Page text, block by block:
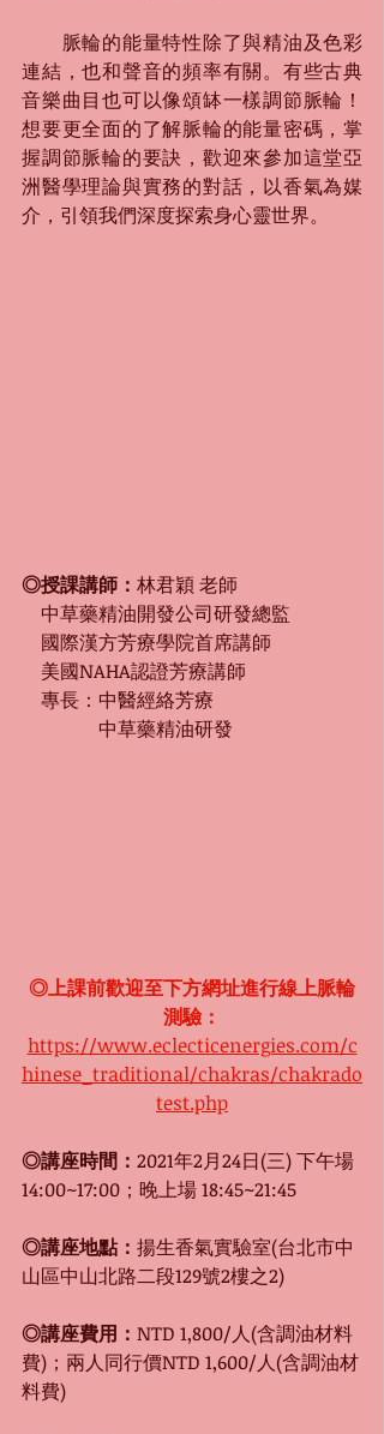
脈輪的能量特性除了與精油及色彩
連結，也和聲音的頻率有關。有些古典
音樂曲目也可以像頌缽一樣調節脈輪！
想要更全面的了解脈輪的能量密碼，掌
握調節脈輪的要訣，歡迎來參加這堂亞
洲醫學理論與實務的對話，以香氣為媒
介，引領我們深度探索身心靈世界。
◎授課講師： 林君穎 老師
中草藥精油開發公司研發總監
國際漢方芳療學院首席講師
美國NAHA認證芳療講師
專長：中醫經絡芳療
中草藥精油研發
◎上課前歡迎至下方網址進行線上脈輪
測驗：
https://www.eclecticenergies.com/c
hinese_traditional/chakras/chakrado
test.php
◎講座時間： 2021年2月24日(三) 下午場
14:00~17:00；晚上場 18:45~21:45
◎講座地點： 揚生香氣實驗室(台北市中
山區中山北路二段129號2樓之2)
◎講座費用： NTD 1,800/人(含調油材料
費)；兩人同行價NTD 1,600/人(含調油材
料費)